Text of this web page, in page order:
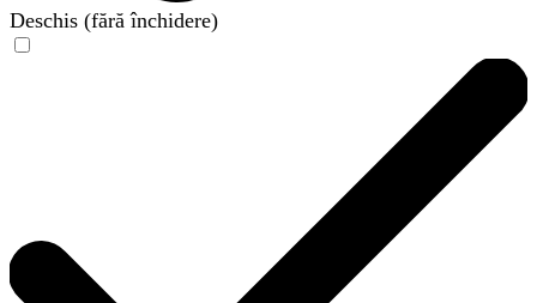
Deschis (fără închidere)